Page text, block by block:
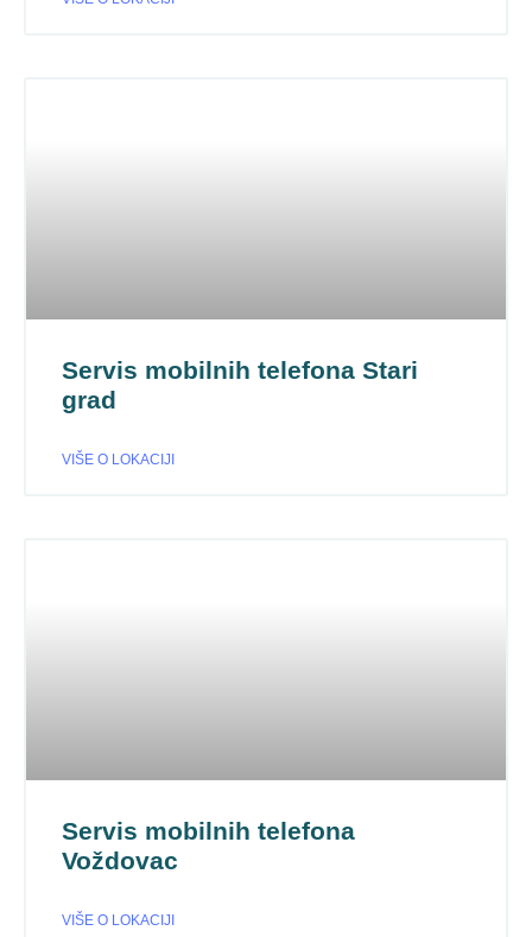
Servis mobilnih telefona Stari
grad
VIŠE O LOKACIJI
Servis mobilnih telefona
Voždovac
VIŠE O LOKACIJI